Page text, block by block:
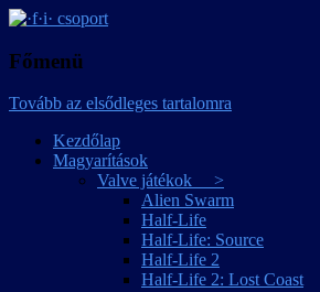
·f·i· csoport
Főmenü
Tovább az elsődleges tartalomra
Kezdőlap
Magyarítások
Valve játékok >
Alien Swarm
Half-Life
Half-Life: Source
Half-Life 2
Half-Life 2: Lost Coast